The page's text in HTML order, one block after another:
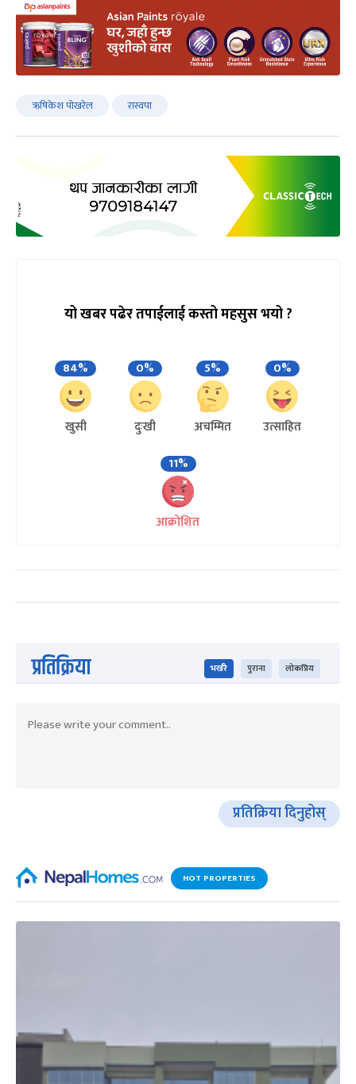
ऋषिकेश पोखरेल रास्वपा
यो खबर पढेर तपाईलाई कस्तो महसुस भयो ?
84%
खुसी
0%
दुःखी
5%
अचम्मित
0%
उत्साहित
11%
आक्रोशित
प्रतिक्रिया भर्खरै पुराना लोकप्रिय
प्रतिक्रिया दिनुहोस्
HOT PROPERTIES